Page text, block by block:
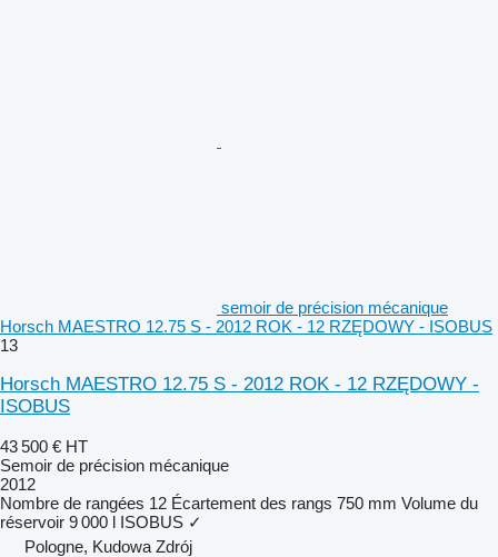
semoir de précision mécanique
Horsch MAESTRO 12.75 S - 2012 ROK - 12 RZĘDOWY - ISOBUS
13
Horsch MAESTRO 12.75 S - 2012 ROK - 12 RZĘDOWY -
ISOBUS
43 500 € HT
Semoir de précision mécanique
2012
Nombre de rangées 12 Écartement des rangs 750 mm Volume du
réservoir 9 000 l ISOBUS ✓
Pologne, Kudowa Zdrój